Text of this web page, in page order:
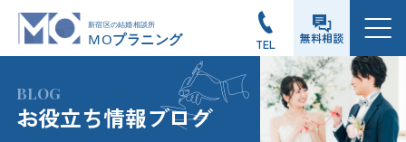
TEL 無料相談
メニュー
BLOG
お役立ち情報ブログ